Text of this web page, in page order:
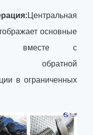
Центральная
основные
вместе с
обратной
в ограниченных